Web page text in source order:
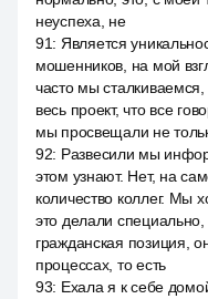
неуспеха, не
91: Является
мошенников, на мой
часто мы сталкиваемся,
весь проект, что все
мы просвещали не
92: Развесили мы
этом узнают. Нет, на
количество коллег. Мы
это делали
гражданская позиция,
процессах, то есть
93: Ехала я к себе